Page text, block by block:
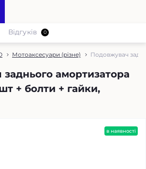
Мотоаксесуари (різне) Подовжувач
амортизатора
+ болти + гайки,
Відгуків 0
в наявності